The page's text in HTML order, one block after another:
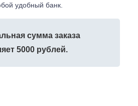
удобный банк.
сумма заказа
5000 рублей.